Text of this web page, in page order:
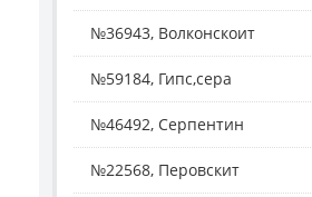
№36943, Волконскоит
№59184, Гипс,сера
№46492, Серпентин
№22568, Перовскит